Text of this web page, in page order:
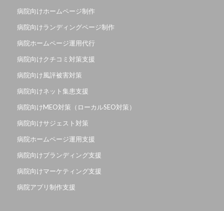
病院向けホームページ制作
病院向けランディングページ制作
病院ホームページ運用代行
病院向けクチコミ対策支援
病院向け風評被害対策
病院向けネット集患支援
病院向けMEO対策（ローカルSEO対策）
病院向けサジェスト対策
病院ホームページ運用支援
病院向けブランディング支援
病院向けマーケティング支援
病院アプリ制作支援